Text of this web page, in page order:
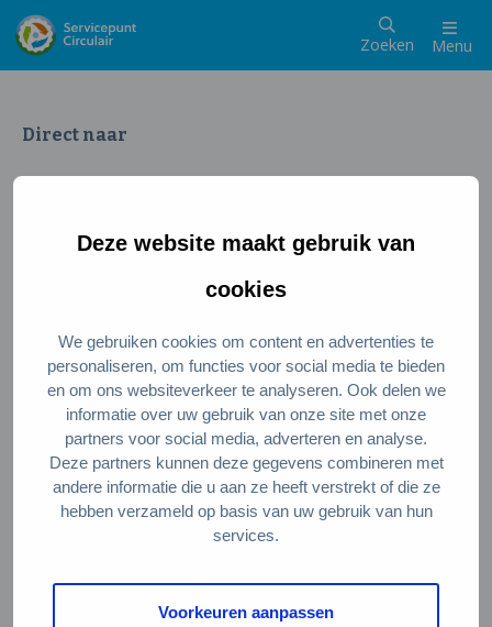
Deze website maakt gebruik van
cookies
We gebruiken cookies om content en advertenties te
personaliseren, om functies voor social media te bieden
en om ons websiteverkeer te analyseren. Ook delen we
informatie over uw gebruik van onze site met onze
partners voor social media, adverteren en analyse.
Deze partners kunnen deze gegevens combineren met
andere informatie die u aan ze heeft verstrekt of die ze
hebben verzameld op basis van uw gebruik van hun
services.
Voorkeuren aanpassen
Zoeken Menu
Direct naar
Wat is een circulaire samenleving
Meedoen als ondernemer
Circulaire producten en diensten
Wie zijn wij?
Over ons
Stel je vraag
Servicepunt Team
Veelgestelde vragen
De Natuur en Milieufederaties